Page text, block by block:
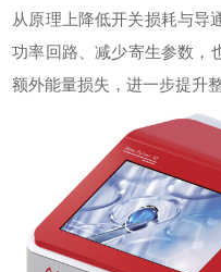
从原理上降低开关损耗与导
功率回路、减少寄生参数，
额外能量损失，进一步提升